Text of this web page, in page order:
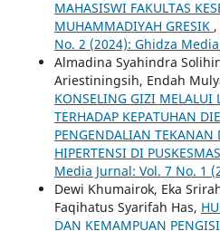
MAHASISWI FAKULTAS
MUHAMMADIYAH GRESIK ,
No. 2 (2024): Ghidza
Almadina Syahindra
Ariestiningsih, Endah
KONSELING GIZI MELALUI
TERHADAP KEPATUHAN
PENGENDALIAN TEKANAN
HIPERTENSI DI
Media Jurnal: Vol. 7 No. 1
Dewi Khumairok, Eka
Faqihatus Syarifah Has,
DAN KEMAMPUAN